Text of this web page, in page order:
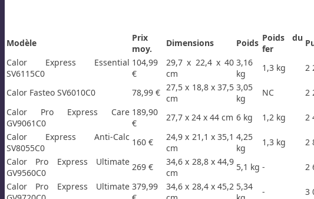
Modèle
Prix
moy.
Dimensions Poids Poids du
fer
Calor Express Essential
SV6115C0
104,99
€
29,7 x 22,4 x 40
cm
3,16
kg
1,3 kg 2
Calor Fasteo SV6010C0 78,99 € 27,5 x 18,8 x 37,5
cm
3,05
kg
NC 2
Calor Pro Express Care
GV9061C0
189,90
€
27,7 x 24 x 44 cm 6 kg 1,2 kg 2
Calor Express Anti-Calc
SV8055C0
160 €
24,9 x 21,1 x 35,1
cm
4,25
kg
1,3 kg 2
Calor Pro Express Ultimate
GV9560C0
269 €
34,6 x 28,8 x 44,9
cm
5,1 kg - 2
Calor Pro Express Ultimate 379,99
34,6 x 28,4 x 45,2 5,34
- 3